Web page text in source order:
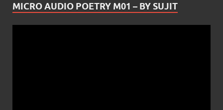
MICRO AUDIO POETRY M01 – BY SUJIT